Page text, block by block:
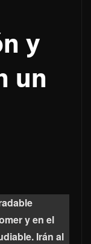
y
un
y en el
Irán al